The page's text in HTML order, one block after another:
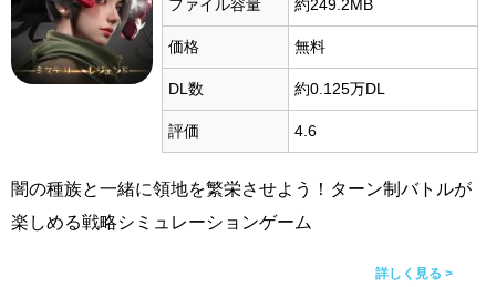
ファイル容量 約249.2MB
価格 無料
DL数 約0.125万DL
評価 4.6
闇の種族と一緒に領地を繁栄させよう！ターン制バトルが
楽しめる戦略シミュレーションゲーム
詳しく見る >